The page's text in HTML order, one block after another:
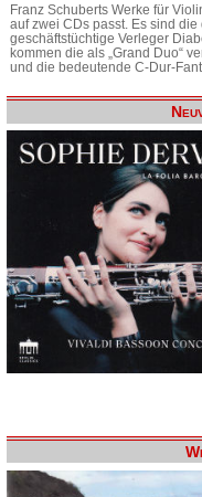
Franz Schuberts Werke für
auf zwei CDs passt. Es sind
geschäftstüchtige Verleger
kommen die als „Grand Duo“
und die bedeutende C-Dur-